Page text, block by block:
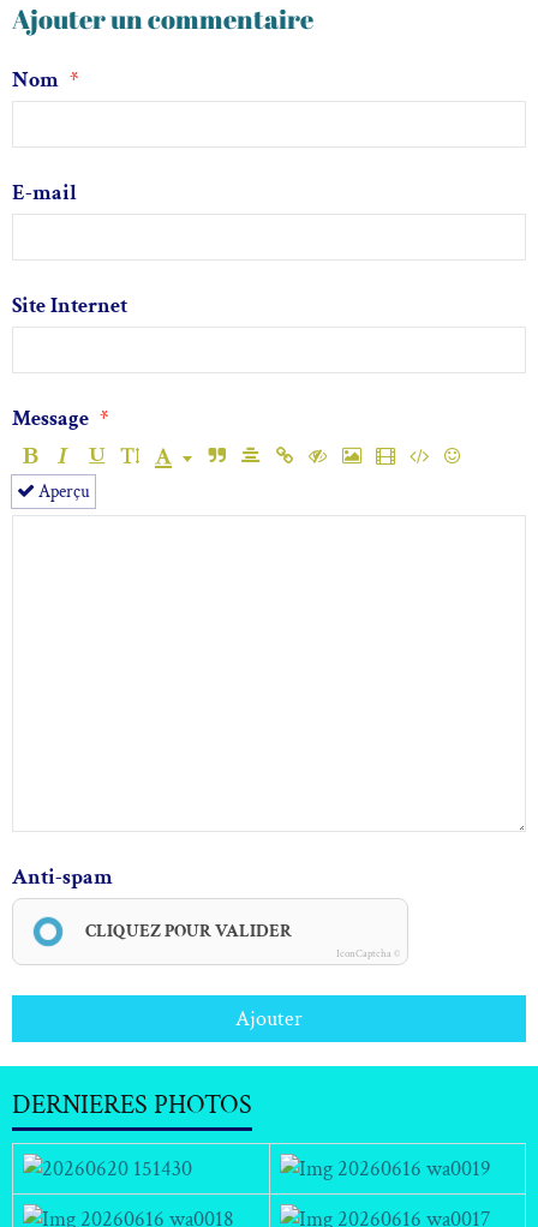
Ajouter un commentaire
Nom
E-mail
Site Internet
Message
Aperçu
Anti-spam
CLIQUEZ POUR VALIDER
IconCaptcha ©
Ajouter
DERNIERES PHOTOS